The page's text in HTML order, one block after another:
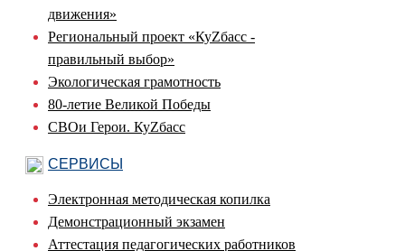
движения»
Региональный проект «КуZбасс -
правильный выбор»
Экологическая грамотность
80-летие Великой Победы
СВОи Герои. КуZбасс
СЕРВИСЫ
Электронная методическая копилка
Демонстрационный экзамен
Аттестация педагогических работников